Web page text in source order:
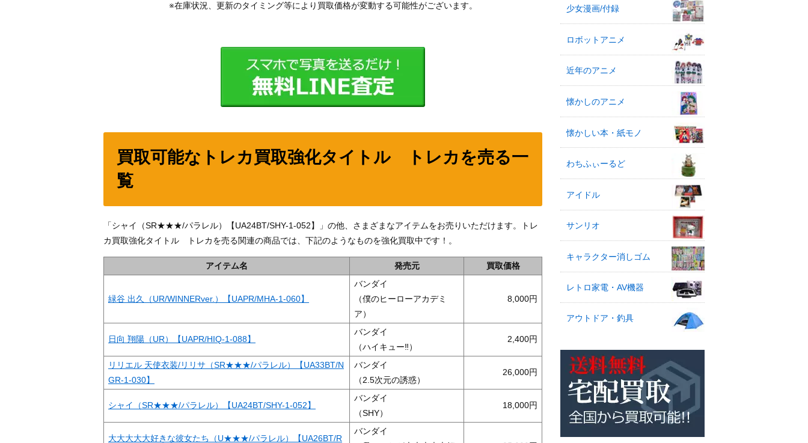
※在庫状況、更新のタイミング等により買取価格が変動する可能性がございます。
買取可能なトレカ買取強化タイトル トレカを売る一
覧
「シャイ（SR★★★/パラレル）【UA24BT/SHY-1-052】」の他、さまざまなアイテムをお売りいただけます。トレ
カ買取強化タイトル トレカを売る関連の商品では、下記のようなものを強化買取中です！。
アイテム名 発売元 買取価格
緑谷 出久（UR/WINNERver.）【UAPR/MHA-1-060】
バンダイ
（僕のヒーローアカデミ
ア）
8,000
日向 翔陽（UR）【UAPR/HIQ-1-088】
バンダイ
（ハイキュー‼）
2,400
リリエル 天使衣装/リリサ（SR★★★/パラレル）【UA33BT/N
GR-1-030】
バンダイ
（2.5次元の誘惑）
26,000
シャイ（SR★★★/パラレル）【UA24BT/SHY-1-052】
バンダイ
（SHY）
18,000
大大大大大好きな彼女たち（U★★★/パラレル）【UA26BT/R
バンダイ
少女漫画/付録
ロボットアニメ
近年のアニメ
懐かしのアニメ
懐かしい本・紙モノ
わちふぃーるど
アイドル
サンリオ
キャラクター消しゴム
レトロ家電・AV機器
アウトドア・釣具